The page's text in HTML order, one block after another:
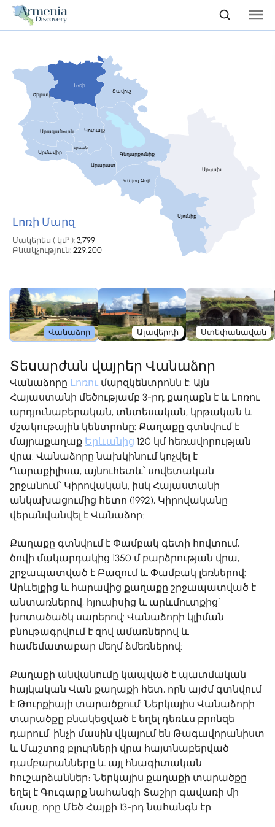
Շիրակ
Արմավիր
Արագածոտն
Լոռի
Կոտայք
Արարատ
Տավուշ
Գեղարքունիք
Վայոց Ձոր
Սյունիք
Երևան
Արցախ
Լոռի Մարզ
Մակերես ( կմ² ): 3,799
Բնակչություն: 229,200
Տեսարժան վայրեր Վանաձոր
Վանաձոր Ալավերդի Ստեփանավան
Վանաձորը Լոռու մարզկենտրոնն է: Այն
Հայաստանի մեծությամբ 3-րդ քաղաքն է և Լոռու
արդյունաբերական, տնտեսական, կրթական և
մշակութային կենտրոնը: Քաղաքը գտնվում է
մայրաքաղաք Երևանից 120 կմ հեռավորության
վրա: Վանաձորը նախկինում կոչվել է
Ղարաքիլիսա, այնուհետև՝ սովետական ​​
շրջանում՝ Կիրովական, իսկ Հայաստանի
անկախացումից հետո (1992), Կիրովականը
վերանվանվել է Վանաձոր:
Քաղաքը գտնվում է Փամբակ գետի հովտում,
ծովի մակարդակից 1350 մ բարձրության վրա,
շրջապատված է Բազում և Փամբակ լեռներով:
Արևելքից և հարավից քաղաքը շրջապատված է
անտառներով, հյուսիսից և արևմուտքից՝
խոտածածկ սարերով: Վանաձորի կլիման
բնութագրվում է զով ամառներով և
համեմատաբար մեղմ ձմեռներով:
Քաղաքի անվանումը կապված է պատմական
հայկական Վան քաղաքի հետ, որն այժմ գտնվում
է Թուրքիայի տարածքում: Ներկայիս Վանաձորի
տարածքը բնակեցված է եղել դեռևս բրոնզե
դարում, ինչի մասին վկայում են Թագավորանիստ
և Մաշտոց բլուրների վրա հայտնաբերված
դամբարանները և այլ հնագիտական
հուշարձաններ։ Ներկայիս քաղաքի տարածքը
եղել է Գուգարք նահանգի Տաշիր գավառի մի
մասը, որը Մեծ Հայքի 13-րդ նահանգն էր: